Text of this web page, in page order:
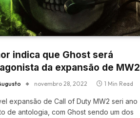
indica que Ghost será
da expansão de MW2
novembro 28, 2022 1 Min Read
expansão de Call of Duty MW2 seri ano
de antologia, com Ghost sendo um dos